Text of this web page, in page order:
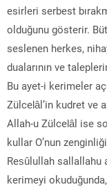
esirleri serbest
olduğunu gösterir.
seslenen herkes,
dualarının ve
Bu ayet-i kerimeler
Zülcelâl’in kudret ve
Allah-u Zülcelâl ise
kullar O’nun
Resûlullah sallallahu
kerimeyi